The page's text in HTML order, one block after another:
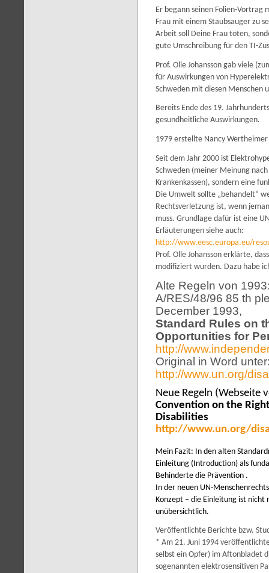
Er begann seinen Folien-Vortrag
Frau mit einem Staubsauger zu
Arbeit soll Deine Frau töten,
gute Umschreibung für den TI-
Prof. Olle Johansson gab viele
für Auswirkungen von
Schweden mit diesen Menschen
Bereits Ende des 19.
gesundheitliche Auswirkungen.
1979 erstellte Nancy
Seit dem Jahr 2000 ist
Schweden (meiner Meinung
Krankenkassen), sondern eine
Die Umwelt sollte „behandelt“
Rechtsverletzung ist, wenn
muss. Grundlage dafür ist eine
Erläuterungen siehe auch:
http://www.eesc.europa.eu/
Prof. Olle Johansson erklärte,
modifiziert wurden. Dazu habe
Alte Regeln von
A/RES/48/96 85 th
December 1993,
Standard Rules on
Opportunities for
http://
Original in Word
http://www.un.org/
Neue Regeln (Webseite
Convention on the
Disabilities
http://www.un.org/
Mein Fazit: In den alten
Einleitung (Introduction) als
Behinderte die Prävention .
In der neuen UN-
Konzept – die Einleitung ist
unübersichtlich.
Veröffentlichte Berichte bzw.
* Am 21. Juni 1994
selbst ein Opfer) im Aftonbladet
sogenannten elektrosensitiven